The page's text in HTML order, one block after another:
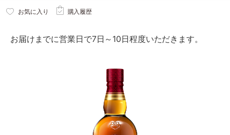
お気に入り 購入履歴
お届けまでに営業日で7日～10日程度いただきます。